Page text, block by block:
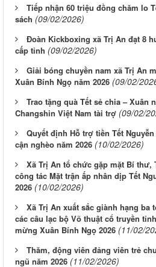
Tiếp nhận 60 triệu đồng chăm lo
sách (09/02/2026)
Đoàn Kickboxing xã Trị An đạt 8
cấp tỉnh (09/02/2026)
Giải bóng chuyền nam xã Trị An
Xuân Bính Ngọ năm 2026 (09/02/
Trao tặng quà Tết sẻ chia – Xuân
Changshin Việt Nam tài trợ (09/02/
Quyết định Hỗ trợ tiền Tết
cận nghèo năm 2026 (10/02/2026)
Xã Trị An tổ chức gặp mặt Bí thư,
công tác Mặt trận ấp nhân dịp Tết
2026 (10/02/2026)
Xã Trị An xuất sắc giành hạng ba
các câu lạc bộ Võ thuật cổ truyền
mừng Xuân Bính Ngọ 2026 (11/02/
Thăm, động viên đảng viên trẻ
ngũ năm 2026 (11/02/2026)